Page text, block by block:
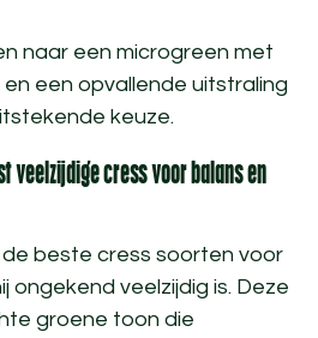
naar een microgreen met
een opvallende uitstraling
keuze.
veelzijdige cress voor balans en
beste cress soorten voor
ongekend veelzijdig is. Deze
groene toon die